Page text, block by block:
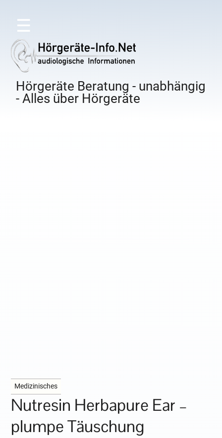
☰
Hörgeräte Beratung - unabhängig
- Alles über Hörgeräte
Medizinisches
Nutresin Herbapure Ear –
plumpe Täuschung